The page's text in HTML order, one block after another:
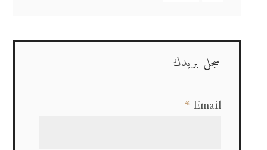
سجل بريدك
Email
*